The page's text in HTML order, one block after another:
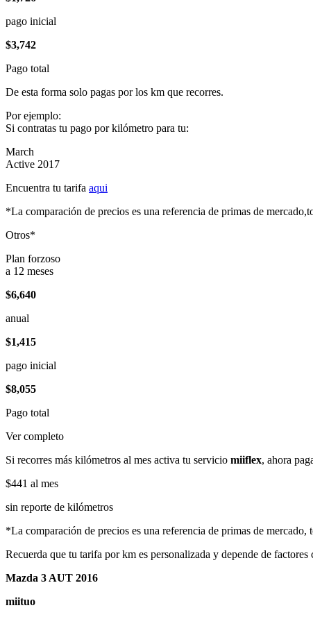
pago inicial
$3,742
Pago total
De esta forma solo pagas por los km que recorres.
Por ejemplo:
Si contratas tu pago por kilómetro para tu:
March
Active 2017
Encuentra tu tarifa aqui
*La comparación de precios es una referencia de primas de
Otros*
Plan forzoso
a 12 meses
$6,640
anual
$1,415
pago inicial
$8,055
Pago total
Ver completo
Si recorres más kilómetros al mes activa tu servicio miiflex, ahora
$441 al mes
sin reporte de kilómetros
*La comparación de precios es una referencia de primas de
Recuerda que tu tarifa por km es personalizada y depende de
Mazda 3 AUT 2016
miituo